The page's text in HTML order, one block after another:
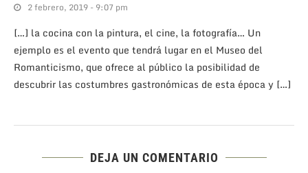
2 febrero, 2019 - 9:07 pm
[…] la cocina con la pintura, el cine, la fotografía… Un
ejemplo es el evento que tendrá lugar en el Museo del
Romanticismo, que ofrece al público la posibilidad de
descubrir las costumbres gastronómicas de esta época y […]
DEJA UN COMENTARIO